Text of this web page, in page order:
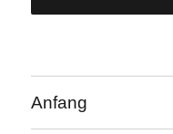
Anfang